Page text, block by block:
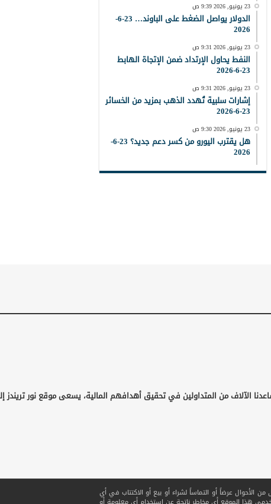
23 يونيو, 2026 9:39 ص
الدولار يواصل الضغط على الباوند… 23-6-
2026
23 يونيو, 2026 9:31 ص
النفط يحاول الإرتداد ضمن الإتجاة الهابط
23-6-2026
23 يونيو, 2026 9:31 ص
إشارات سلبية تُهدد الذهب بمزيد من الخسائر
23-6-2026
23 يونيو, 2026 9:30 ص
هل يقترب اليورو من كسر دعم جديد؟ 23-6-
2026
الآلاف من المتداولين في تحقيق أهدافهم المالية، يسعى موقع نور تريندز
الأحوال عرضاً أو التماساً لشراء أو بيع أو الاكتتاب في أي